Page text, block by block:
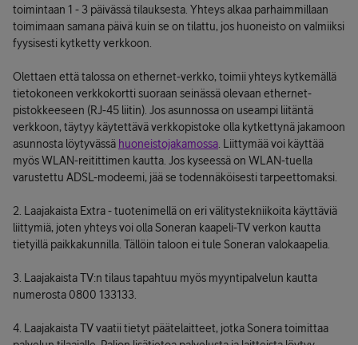
toimintaan 1 - 3 päivässä tilauksesta. Yhteys alkaa parhaimmillaan
toimimaan samana päivä kuin se on tilattu, jos huoneisto on valmiiksi
fyysisesti kytketty verkkoon.
Olettaen että talossa on ethernet-verkko, toimii yhteys kytkemällä
tietokoneen verkkokortti suoraan seinässä olevaan ethernet-
pistokkeeseen (RJ-45 liitin). Jos asunnossa on useampi liitäntä
verkkoon, täytyy käytettävä verkkopistoke olla kytkettynä jakamoon
asunnosta löytyvässä huoneistojakamossa . Liittymää voi käyttää
myös WLAN-reitittimen kautta. Jos kyseessä on WLAN-tuella
varustettu ADSL-modeemi, jää se todennäköisesti tarpeettomaksi.
2. Laajakaista Extra - tuotenimellä on eri välitystekniikoita käyttäviä
liittymiä, joten yhteys voi olla Soneran kaapeli-TV verkon kautta
tietyillä paikkakunnilla. Tällöin taloon ei tule Soneran valokaapelia.
3. Laajakaista TV:n tilaus tapahtuu myös myyntipalvelun kautta
numerosta 0800 133133.
4. Laajakaista TV vaatii tietyt päätelaitteet, jotka Sonera toimittaa